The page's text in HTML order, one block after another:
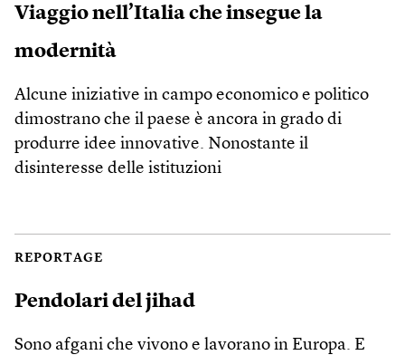
Viaggio nell’Italia che insegue la
modernità
Alcune iniziative in campo economico e politico
dimostrano che il paese è ancora in grado di
produrre idee innovative. Nonostante il
disinteresse delle istituzioni
REPORTAGE
Pendolari del jihad
Sono afgani che vivono e lavorano in Europa. E